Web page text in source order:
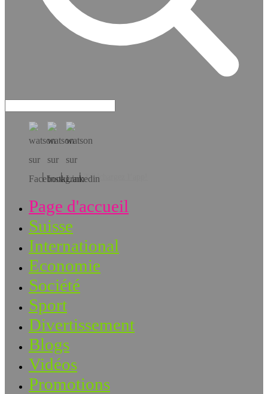
Téléchargez l’app!
Page d'accueil
Suisse
International
Economie
Société
Sport
Divertissement
Blogs
Vidéos
Promotions